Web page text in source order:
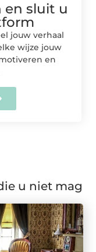
en sluit u
jouw verhaal
wijze jouw
en
u niet mag